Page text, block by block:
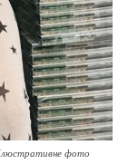
Ілюстративне фото